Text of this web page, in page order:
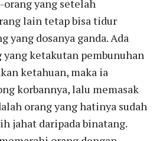
yang setelah
lain tetap bisa tidur
yang dosanya ganda. Ada
yang ketakutan pembunuhan
ketahuan, maka ia
korbannya, lalu memasak
orang yang hatinya sudah
jahat daripada binatang.